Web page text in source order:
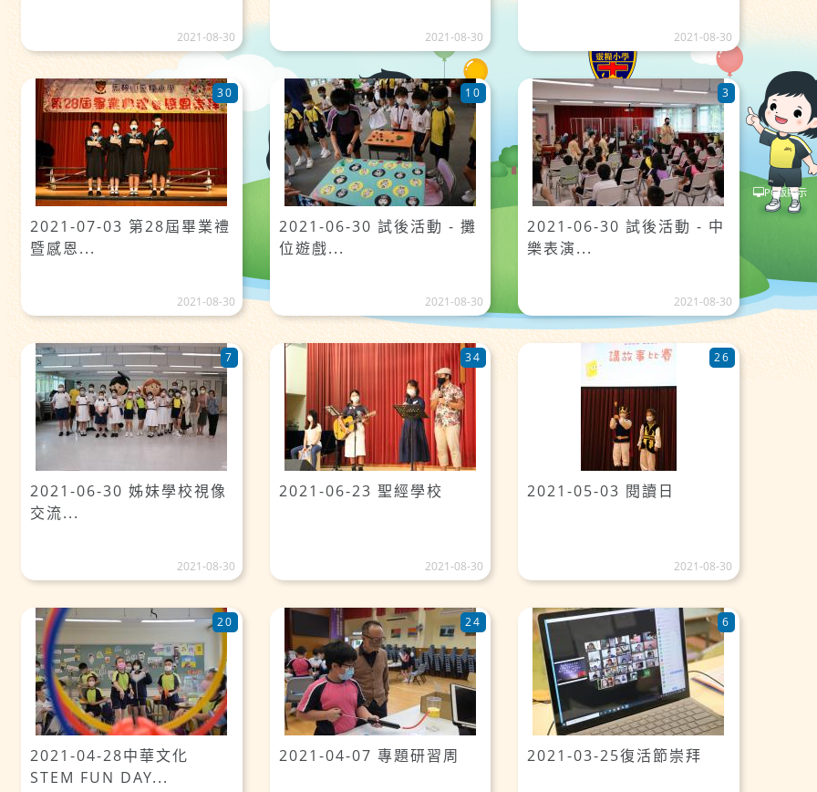
2021-08-30 2021-08-30 2021-08-30
2021-07-03 第28屆畢業禮
暨感恩...
30
2021-08-30
2021-06-30 試後活動 - 攤
位遊戲...
10
2021-08-30
2021-06-30 試後活動 - 中
樂表演...
3
2021-08-30
2021-06-30 姊妹學校視像
交流...
7
2021-08-30
2021-06-23 聖經學校
34
2021-08-30
2021-05-03 閱讀日
26
2021-08-30
2021-04-28中華文化
STEM FUN DAY...
20
2021-04-07 專題研習周
24
2021-03-25復活節崇拜
6
PC版顯示